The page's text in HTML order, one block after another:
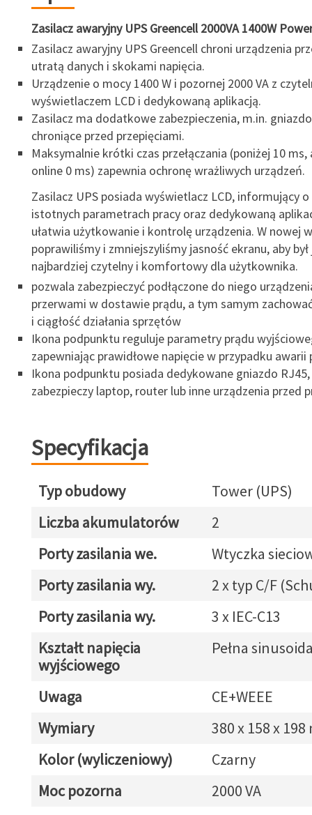
Zasilacz awaryjny UPS Greencell 2000VA 1400W
Zasilacz awaryjny UPS Greencell chroni urządzenia
utratą danych i skokami napięcia.
Urządzenie o mocy 1400 W i pozornej 2000 VA z
wyświetlaczem LCD i dedykowaną aplikacją.
Zasilacz ma dodatkowe zabezpieczenia, m.in.
chroniące przed przepięciami.
Maksymalnie krótki czas przełączania (poniżej 10 ms,
online 0 ms) zapewnia ochronę wrażliwych urządzeń.
Zasilacz UPS posiada wyświetlacz LCD, informujący
istotnych parametrach pracy oraz dedykowaną
ułatwia użytkowanie i kontrolę urządzenia. W nowej
poprawiliśmy i zmniejszyliśmy jasność ekranu, aby był
najbardziej czytelny i komfortowy dla użytkownika.
pozwala zabezpieczyć podłączone do niego
przerwami w dostawie prądu, a tym samym
i ciągłość działania sprzętów
Ikona podpunktu reguluje parametry prądu
zapewniając prawidłowe napięcie w przypadku awarii
Ikona podpunktu posiada dedykowane gniazdo
zabezpieczy laptop, router lub inne urządzenia przed
Specyfikacja
Typ obudowy
Tower (UPS)
Liczba akumulatorów
2
Porty zasilania we.
Wtyczka
Porty zasilania wy.
2 x typ C/F
Porty zasilania wy.
3 x IEC-C13
Kształt napięcia
wyjściowego
Pełna
Uwaga
CE+WEEE
Wymiary
380 x 158 x 198
Kolor (wyliczeniowy)
Czarny
Moc pozorna
2000 VA